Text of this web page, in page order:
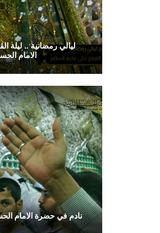
ليالي رمضانية .. ليلة
الامام
نادم في حضرة الامام